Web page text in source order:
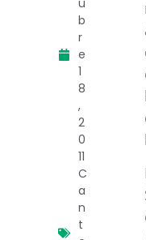
b
r
e
1
8
,
2
0
11
C
a
n
t